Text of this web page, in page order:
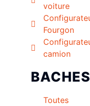
voiture
Fourgon
camion
BACHES
Toutes